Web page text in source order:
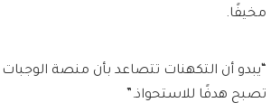
مخيفًا.
“يبدو أن التكهنات تتصاعد بأن منصة
تصبح هدفًا للاستحواذ.”